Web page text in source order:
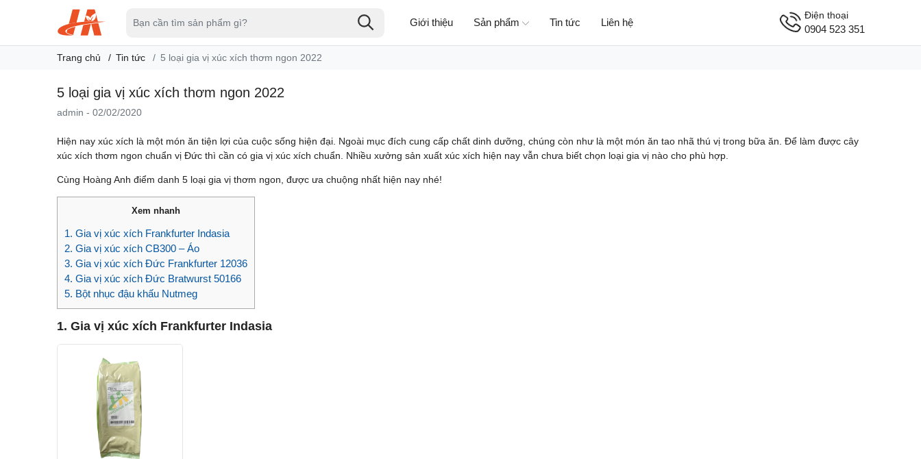
Giới thiệu Sản phẩm Tin tức Liên hệ
Điện thoại
0904 523 351
Trang chủ Tin tức 5 loại gia vị xúc xích thơm ngon 2022
5 loại gia vị xúc xích thơm ngon 2022
admin - 02/02/2020
Hiện nay xúc xích là một món ăn tiện lợi của cuộc sống hiện đại. Ngoài mục đích cung cấp chất dinh dưỡng, chúng còn như là một món ăn tao nhã thú vị trong bữa ăn. Để làm được cây
xúc xích thơm ngon chuẩn vị Đức thì cần có gia vị xúc xích chuẩn. Nhiều xưởng sản xuất xúc xích hiện nay vẫn chưa biết chọn loại gia vị nào cho phù hợp.
Cùng Hoàng Anh điểm danh 5 loại gia vị thơm ngon, được ưa chuộng nhất hiện nay nhé!
Xem nhanh
1. Gia vị xúc xích Frankfurter Indasia
2. Gia vị xúc xích CB300 – Áo
3. Gia vị xúc xích Đức Frankfurter 12036
4. Gia vị xúc xích Đức Bratwurst 50166
5. Bột nhục đậu khấu Nutmeg
1. Gia vị xúc xích Frankfurter Indasia